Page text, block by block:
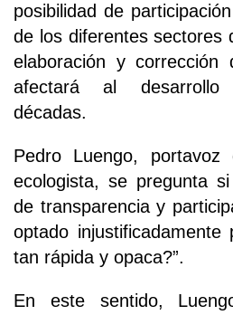
posibilidad de
de los diferentes sectores
elaboración y
afectará al desarrollo
décadas.
Pedro Luengo, portavoz
ecologista, se pregunta
de transparencia y
optado injustificadamente
tan rápida y opaca?”.
En este sentido,